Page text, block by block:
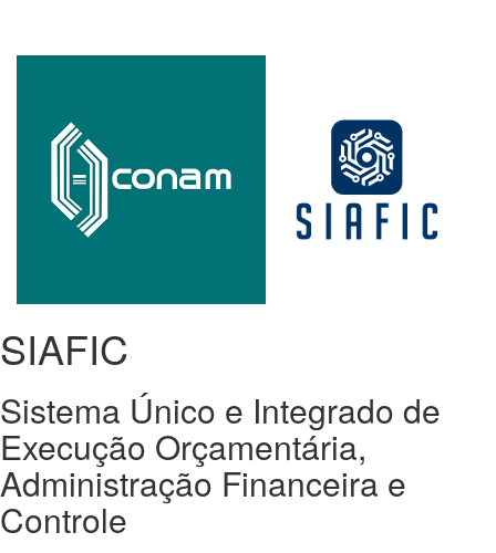
SIAFIC
Sistema Único e Integrado de
Execução Orçamentária,
Administração Financeira e
Controle